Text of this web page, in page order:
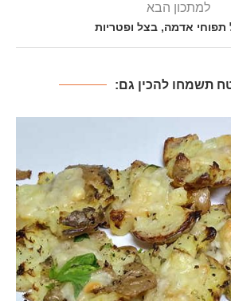
למתכון הבא
תפוחי אדמה, בצל ופטריות
תשמחו להכין גם: